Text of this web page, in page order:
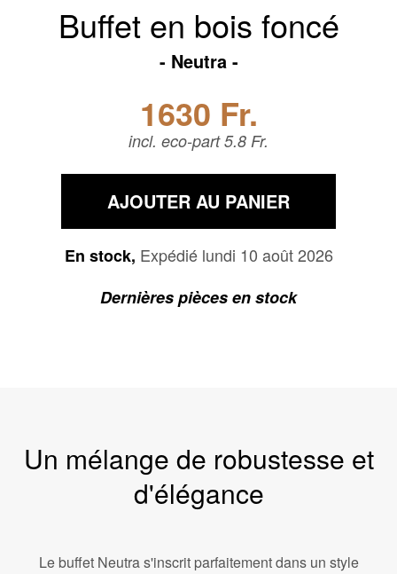
Buffet en bois foncé
Neutra
1630 Fr.
incl. eco-part 5.8 Fr.
AJOUTER AU PANIER
En stock, Expédié lundi 10 août 2026
Dernières pièces en stock
Un mélange de robustesse et
d'élégance
Le buffet Neutra s'inscrit parfaitement dans un style